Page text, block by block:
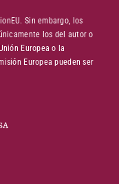
Sin embargo, los
los del autor o
Europea o la
Europea pueden ser